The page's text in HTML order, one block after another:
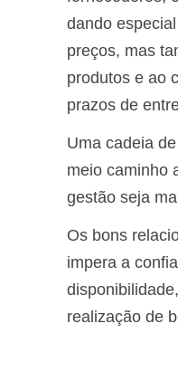
dando
preços, mas
produtos e ao
prazos de
Uma cadeia
meio caminho
gestão seja
Os bons
impera a
realização de